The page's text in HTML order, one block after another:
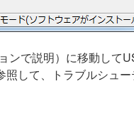
で説明）に移動して
照して、トラブルシュー